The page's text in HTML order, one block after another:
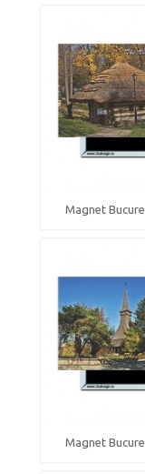
Magnet
Magnet